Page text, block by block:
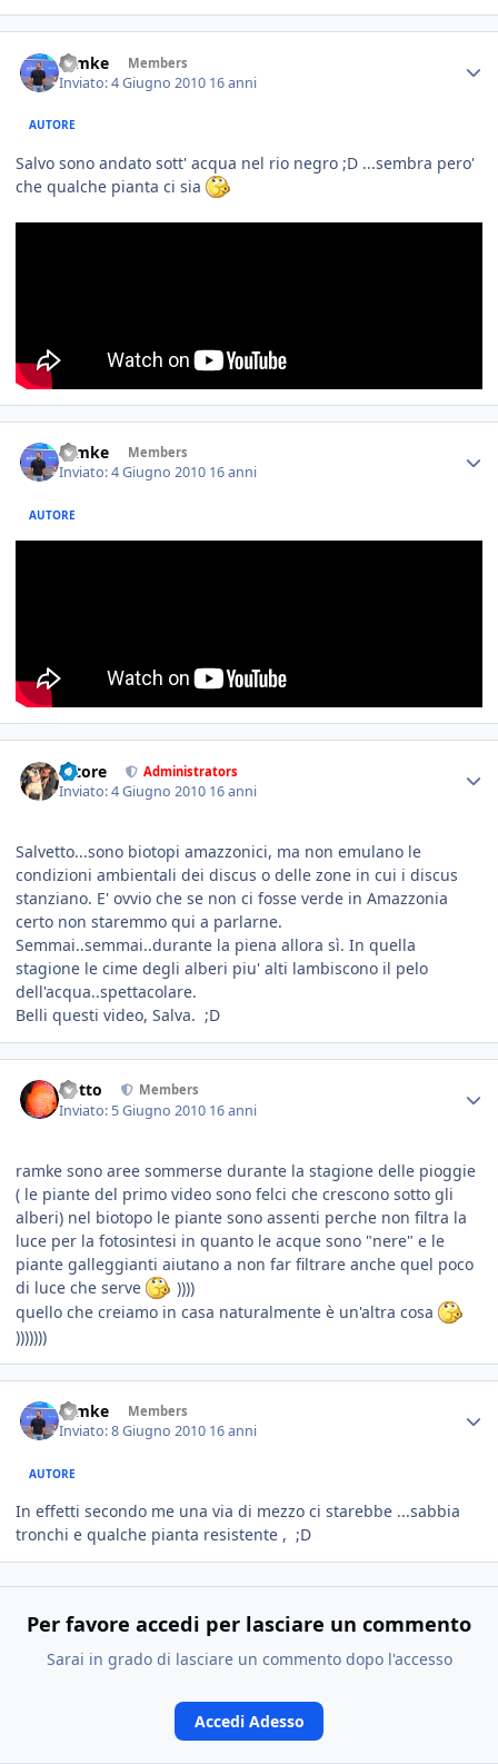
ramke Members
Inviato:4 Giugno 2010 16 anni
AUTORE
Salvo sono andato sott' acqua nel rio negro ;D ...sembra pero'
che qualche pianta ci sia
ramke Members
Inviato:4 Giugno 2010 16 anni
AUTORE
tatore Administrators
Inviato:4 Giugno 2010 16 anni
Salvetto...sono biotopi amazzonici, ma non emulano le
condizioni ambientali dei discus o delle zone in cui i discus
stanziano. E' ovvio che se non ci fosse verde in Amazzonia
certo non staremmo qui a parlarne.
Semmai..semmai..durante la piena allora sì. In quella
stagione le cime degli alberi piu' alti lambiscono il pelo
dell'acqua..spettacolare.
Belli questi video, Salva. ;D
dotto Members
Inviato: 5 Giugno 2010 16 anni
ramke sono aree sommerse durante la stagione delle pioggie
( le piante del primo video sono felci che crescono sotto gli
alberi) nel biotopo le piante sono assenti perche non filtra la
luce per la fotosintesi in quanto le acque sono "nere" e le
piante galleggianti aiutano a non far filtrare anche quel poco
di luce che serve
))))
quello che creiamo in casa naturalmente è un'altra cosa
)))))))
ramke Members
Inviato:8 Giugno 2010 16 anni
AUTORE
In effetti secondo me una via di mezzo ci starebbe ...sabbia
tronchi e qualche pianta resistente , ;D
Per favore accedi per lasciare un commento
Sarai in grado di lasciare un commento dopo l'accesso
Accedi Adesso